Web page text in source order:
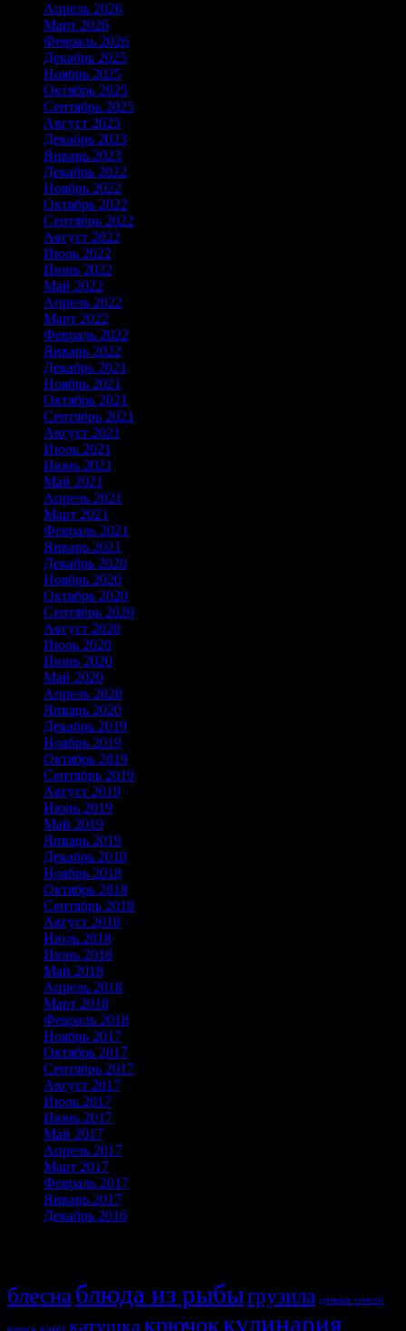
Апрель 2026
Март 2026
Февраль 2026
Декабрь 2025
Ноябрь 2025
Октябрь 2025
Сентябрь 2025
Август 2025
Декабрь 2023
Январь 2023
Декабрь 2022
Ноябрь 2022
Октябрь 2022
Сентябрь 2022
Август 2022
Июль 2022
Июнь 2022
Май 2022
Апрель 2022
Март 2022
Февраль 2022
Январь 2022
Декабрь 2021
Ноябрь 2021
Октябрь 2021
Сентябрь 2021
Август 2021
Июль 2021
Июнь 2021
Май 2021
Апрель 2021
Март 2021
Февраль 2021
Январь 2021
Декабрь 2020
Ноябрь 2020
Октябрь 2020
Сентябрь 2020
Август 2020
Июль 2020
Июнь 2020
Май 2020
Апрель 2020
Январь 2020
Декабрь 2019
Ноябрь 2019
Октябрь 2019
Сентябрь 2019
Август 2019
Июнь 2019
Май 2019
Январь 2019
Декабрь 2018
Ноябрь 2018
Октябрь 2018
Сентябрь 2018
Август 2018
Июль 2018
Июнь 2018
Май 2018
Апрель 2018
Март 2018
Февраль 2018
Ноябрь 2017
Октябрь 2017
Сентябрь 2017
Август 2017
Июль 2017
Июнь 2017
Май 2017
Апрель 2017
Март 2017
Февраль 2017
Январь 2017
Декабрь 2016
блесна блюда из рыбыгрузила донные снасти
катушка крючоккулинария